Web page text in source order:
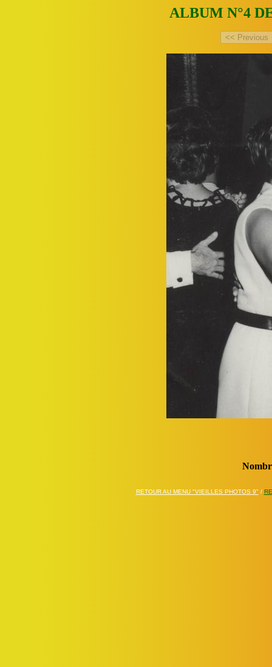
ALBUM N°4
RETOUR AU MENU "VIEILLES PHOTOS 9" /